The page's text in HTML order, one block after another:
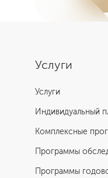
Услуги
Услуги
Индивидуальный
Комплексные
Программы
Программы